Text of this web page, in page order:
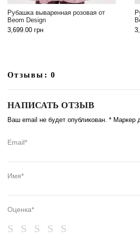
Рубашка вываренная красная от
Beom Design
3,699.00
Отзывы: 0
НАПИСАТЬ ОТЗЫВ
Ваш email не будет опубликован. * Маркер
Email*
Имя*
Оценка*